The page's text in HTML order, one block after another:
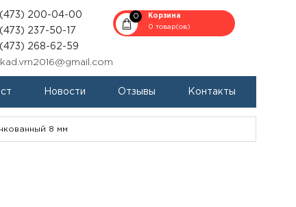
200-04-00
237-50-17
268-62-59
0
Корзина
0 товар(ов)
Новости Отзывы Контакты
8 мм